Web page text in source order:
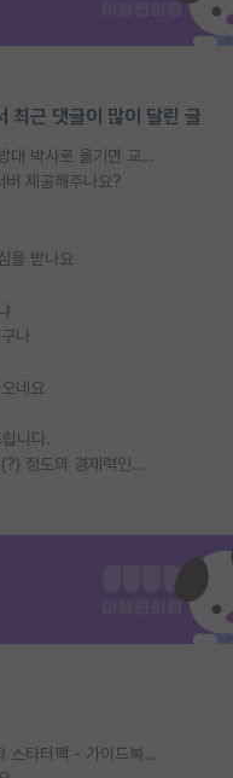
최근 댓글이 많이 달린 글
SSH 박사과정을 그만두고 지방대 박사로 옮기면 교수의 꿈은 끝일까요?
버 제공해주나요?
을 받나요
나
네요
니다.
박사진학하기에 2억은 괜찮은 (?) 정도의 경제력인가요
[무료] 2026 미국 대학원 유학 스타터팩 - 가이드북 & 합격자 컨택메일 템플릿